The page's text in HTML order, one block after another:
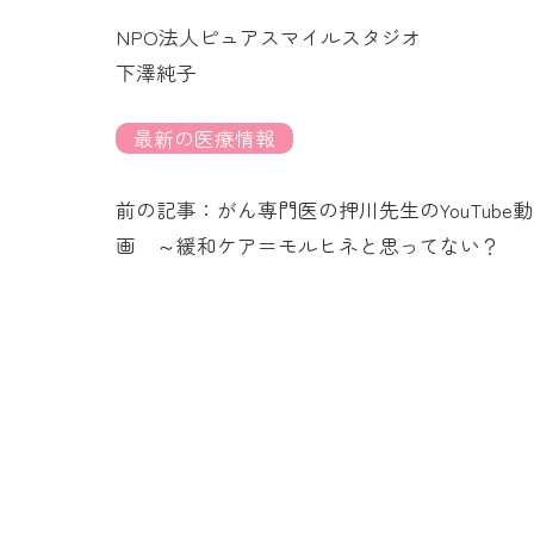
NPO法人ピュアスマイルスタジオ
下澤純子
最新の医療情報
前の記事：がん専門医の押川先生のYouTube動
画 ～緩和ケア＝モルヒネと思ってない？